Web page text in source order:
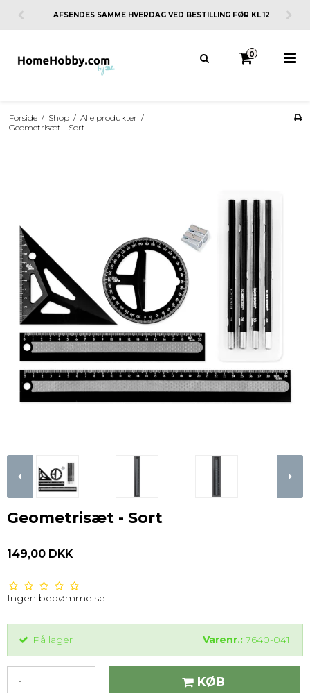
AFSENDES SAMME HVERDAG VED BESTILLING FØR KL 12
0
Forside / Shop / Alle produkter /
Geometrisæt - Sort
Geometrisæt - Sort
149,00 DKK
Ingen bedømmelse
På lager Varenr.: 7640-041
KØB